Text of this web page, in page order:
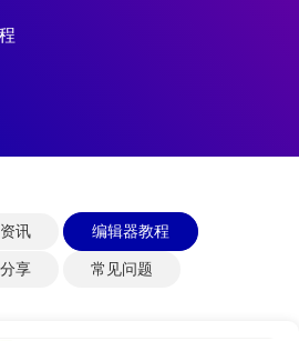
讯 编辑器教程
享 常见问题